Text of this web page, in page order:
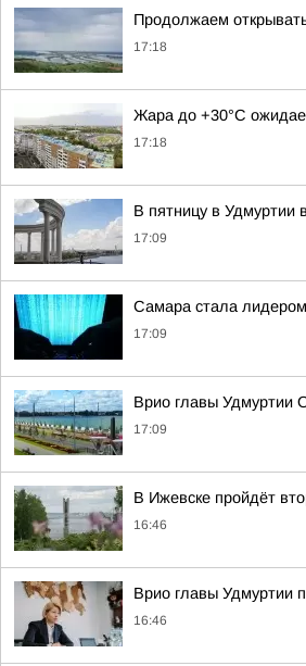
Продолжаем
17:18
Жара до +30°С
17:18
В пятницу в Удмуртии
17:09
Самара стала лидером
17:09
Врио главы Удмуртии
17:09
В Ижевске пройдёт
16:46
Врио главы Удмуртии
16:46